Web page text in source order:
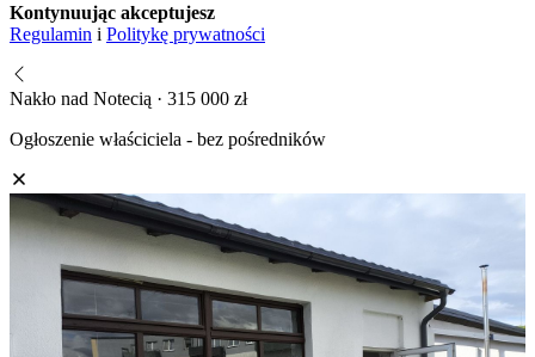
Kontynuując akceptujesz
Regulamin i Politykę prywatności
Nakło nad Notecią · 315 000 zł
Ogłoszenie właściciela - bez pośredników